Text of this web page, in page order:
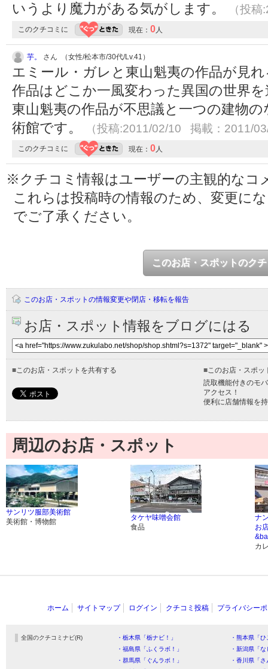
いうより魔力がある気がします。
（投
このクチコミに 現在： 0人
芋。 さん （女性/松本市/30代/Lv.41）
エミール・ガレと東山魁夷の作品が見
作品はどこか一風変わった異国の世界
東山魁夷の作品が不思議と一つの建物
術館です。
（投稿:2011/02/10 掲載：2011/
このクチコミに 現在： 0人
※クチコミ情報はユーザーの主観的なコ
これらは投稿時の情報のため、変更に
でご了承ください。
このお店・スポットのク
このお店・スポットの情報変更や閉店・移転を報告
お店・スポット情報をブログにはる
■このお店・スポットを共有する ■このお店・スポッ
読取機能付きのモ
アクセス！
便利に店舗情報を
周辺のお店・スポット
サンリツ服部美術館
美術館・博物館
タケヤ味噌会館
食品
ナ
お
カ
ホーム サイトマップ ログイン クチコミ投稿 プライバシー
全国のクチコミナビ(R) ・栃木県「栃ナビ！」
・熊本県「
・福島県「ふくラボ！」
・新潟県「
・群馬県「ぐんラボ！」
・香川県「